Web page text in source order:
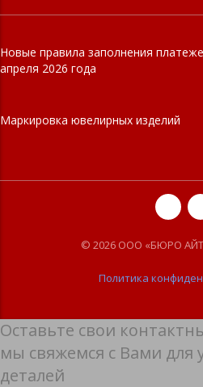
Новые правила заполнения
апреля 2026 года
Маркировка ювелирных изделий
© 2026 ООО «БЮРО
Политика
Оставьте свои
мы свяжемся с Вами для
деталей